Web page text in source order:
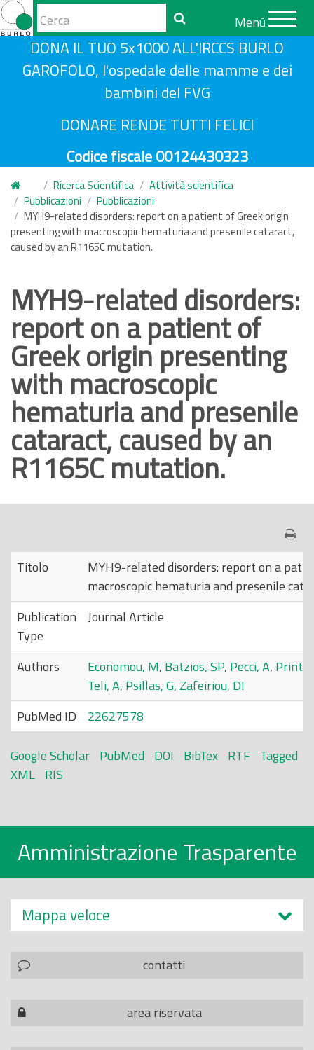
l
Form
di
ricerca
Cerca
DONA IL TUO 5x1000 ALL'IRCCS BURLO
GAROFOLO, l'ospedale delle mamme e dei
bambini del FVG
DONARE RENDE TUTTI FELICI
Codice fiscale 00124430323
Menù
Ricerca Scientifica
Attività scientifica
Pubblicazioni
Pubblicazioni
MYH9-related disorders: report on a patient of Greek origin
presenting with macroscopic hematuria and presenile cataract,
caused by an R1165C mutation.
MYH9-related disorders:
report on a patient of
Greek origin presenting
with macroscopic
hematuria and presenile
cataract, caused by an
R1165C mutation.
Titolo
MYH9-related disorders: report on a
macroscopic hematuria and presenile
Publication
Type
Journal Article
Authors Economou, M, Batzios, SP, Pecci, A,
Teli, A, Psillas, G,Zafeiriou, DI
PubMed ID
22627578
Google Scholar PubMed DOI BibTex RTF Tagged
XML RIS
Amministrazione Trasparente
Mappa veloce
contatti
area riservata